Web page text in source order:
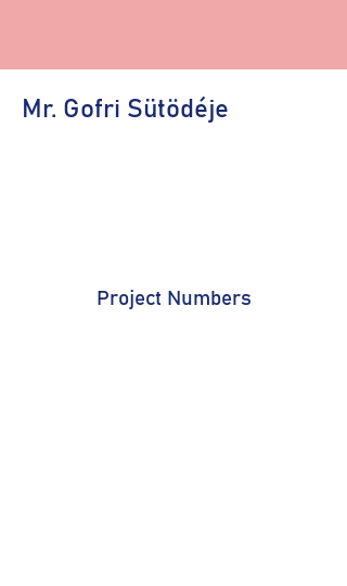
Mr. Gofri Sütödéje
Project Numbers